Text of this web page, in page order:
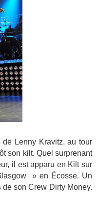
Lenny Kravitz, au tour
son kilt. Quel surprenant
il est apparu en Kilt sur
» en Écosse. Un
son Crew Dirty Money.